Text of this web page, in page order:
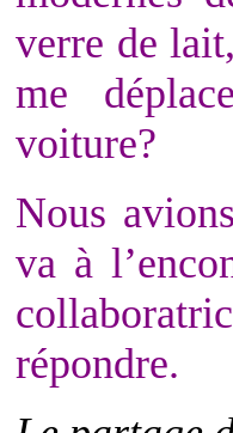
verre de
me
voiture?
Nous
va à
répondre.